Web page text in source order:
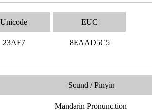
Unicode
23AF7
EUC
8EAAD5C5
Sound / Pinyin
Mandarin Pronuncition